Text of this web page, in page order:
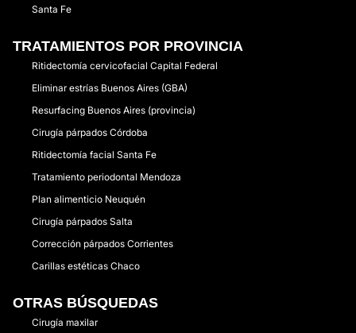
Santa Fe
TRATAMIENTOS POR PROVINCIA
Ritidectomía cervicofacial Capital Federal
Eliminar estrías Buenos Aires (GBA)
Resurfacing Buenos Aires (provincia)
Cirugía párpados Córdoba
Ritidectomía facial Santa Fe
Tratamiento periodontal Mendoza
Plan alimenticio Neuquén
Cirugía párpados Salta
Corrección párpados Corrientes
Carillas estéticas Chaco
OTRAS BÚSQUEDAS
Cirugía maxilar